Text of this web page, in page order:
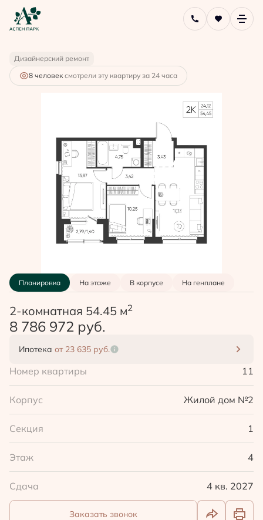
2-комнатная 8 786 972 руб.
Ипотека
Дизайнерский ремонт
8 человексмотрели эту квартиру за 24 часа
Планировка На этаже В корпусе На генплане
2-комнатная 54.45 м2
8 786 972 руб.
Ипотека от 23 635 руб.
Номер квартиры 11
Корпус Жилой дом №2
Секция 1
Этаж 4
Сдача 4 кв. 2027
Заказать звонок